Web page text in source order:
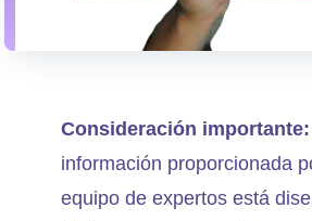
Consideración importante:
información proporcionada
equipo de expertos está